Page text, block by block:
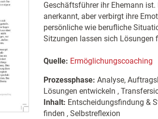
Geschäftsführer ihr Ehemann
anerkannt, aber verbirgt ihre
persönliche wie berufliche
Sitzungen lassen sich Lösungen
Quelle: Ermöglichungscoaching
Prozessphase: Analyse,
Lösungen entwickeln ,
Inhalt: Entscheidungsfindung &
finden , Selbstreflexion